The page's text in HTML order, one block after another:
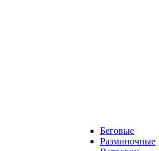
Беговые
Разминочные